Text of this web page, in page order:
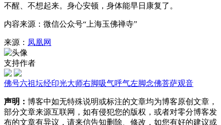
不醒、不想起来。身心安顿，身体能早日康复了。
内容来源：微信公众号“上海玉佛禅寺”
来源： 凤凰网
支持作者
佛号六祖坛经印光大师右脚吸气呼气左脚念佛菩萨观音
声明： 博客中如无特殊说明或标注的文章均为博客原创文章，
部分文章来源互联网，如有侵犯您的版权，或者对零分博客发
布的文章有异议，请来信告知删除、修改，如您有好的建议或